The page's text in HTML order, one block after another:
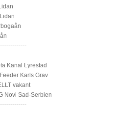
Kanal Lyrestad
Karls Grav
vakant
Novi Sad-Serbien